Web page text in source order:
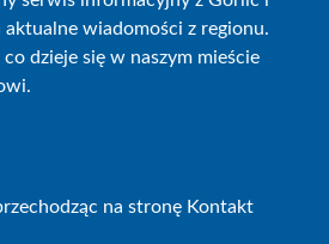
wiadomości z regionu.
dzieje się w naszym mieście
na stronę Kontakt